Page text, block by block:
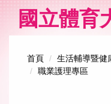
主
國立體育
首頁
生活輔導暨健
職業護理專區